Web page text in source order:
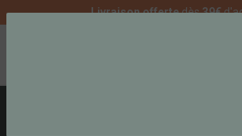
Livraison offertedès39€